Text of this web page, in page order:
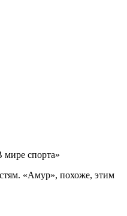
мире спорта»
«Амур», похоже, этим